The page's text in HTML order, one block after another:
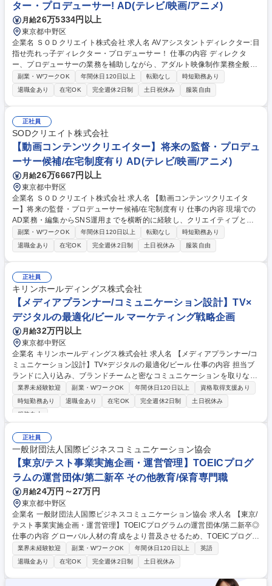
ター・プロデューサー! AD(テレビ/映画/アニメ)
月給26万5334円以上
東京都中野区
企業名 ＳＯＤクリエイト株式会社 求人名 AVアシスタントディレクター:目
指せ売れっ子ディレクター・プロデューサー！ 仕事の内容 ディレクタ
ー、プロデューサーの業務を補助しながら、アダルト映像制作業務全般を
担当していただきます。ご思考性に合わせて今後のキャリア（ディレクタ
ー・プロデューサー）が選べます★ ■ディレクター候補(AD)として、企画
考案・撮影地探し・演出・撮影・編集など、先輩ディレクターを補助し、
映像作品を作り上げる全ての工程 に携わる業務を担当。 ■プロデューサー
候補(AP)として、企画考案・出演者キャスティング・パッケージ撮影ディ
レクション・予算管理・進行管理・プロモーション活動など、先輩プロデ
ューサーを補助し、作品の企画から販売方法考案までをトータルでプロデ
ュースする業務を担当します。 募集職種 AVアシスタントディレクター:目
指せ売れっ子ディレクター・プロデューサー！
副業・WワークOK 年間休日120日以上 転勤なし
時短勤務あり
退職金あり
在宅OK 完全週休2日制 土日祝休み 服装自由
正社員
SODクリエイト株式会社
【動画コンテンツクリエイター】将来の監督・プロデュ
ーサー候補/在宅制度有り AD(テレビ/映画/アニメ)
月給26万6667円以上
東京都中野区
企業名 ＳＯＤクリエイト株式会社 求人名 【動画コンテンツクリエイタ
ー】将来の監督・プロデューサー候補/在宅制度有り 仕事の内容 現場での
AD業務・編集からSNS運用までを横断的に経験し、クリエイティブとマ
ーケティングの両視点を持つ「次世代のヒットメーカー」を目指していた
だきます。以下業務詳細となります。 ■制作実務： AD業務（現場サポー
ト）、撮影、動画編集（本編・PR用など）。 ■デジタル運用： SNS運
用、およびそれに付随するマーケティング施策の実行。 ■研修期間： 入社
後約3ヶ月間はジョブローテーションを実施。制作の「いろは」と、コン
テンツを届けるための「運用」の両方を深く理解していただきます。 募集
職種 【動画コンテンツクリエイター】将来の監督・プロデューサー候補/
在宅制度有り
副業・WワークOK 年間休日120日以上 転勤なし
時短勤務あり
退職金あり
在宅OK 完全週休2日制 土日祝休み 服装自由
正社員
キリンホールディングス株式会社
【メディアプランナー/コミュニケーション設計】TV×
デジタルの最適化/ビール マーケティング戦略企画
月給32万円以上
東京都中野区
企業名 キリンホールディングス株式会社 求人名 【メディアプランナー/コ
ミュニケーション設計】TV×デジタルの最適化/ビール 仕事の内容 担当ブ
ランドに入り込み、ブランドチームと密なコミュニケーションを取りなが
ら、ブランドの課題を把握し、その解決に向けてペイドメディアのプラン
ニング、ブランドチームへの提案を行っていただきます。 ■主な業務：各
ブランドのマーケティング最大化に向けたメディア戦略の立案・実行。TV
各メディアの特性を理解した上での全体最適化プランニング。■特徴：獲
得系（刈り取り型）の運用効率化ではなく、ブランド価値向上を主軸とし
ます。営業やリサーチ専門チームとも連携し、キリンビール全体のビジネ
ス成果に直結する戦略を牽引していただきます。 募集職種 【メディアプ
ランナー/コミュニケーション設計】TV×デジタルの最適化/ビール
業界未経験歓迎 副業・WワークOK 年間休日120日以上
資格取得支援あり
時短勤務あり
退職金あり 在宅OK 完全週休2日制
土日祝休み
服装自由
正社員
一般財団法人国際ビジネスコミュニケーション協会
【東京/テスト事業実施企画・運営管理】TOEICプログ
ラムの運営団体/第二新卒 その他教育/保育専門職
月給24万円～27万円
東京都中野区
企業名 一般財団法人国際ビジネスコミュニケーション協会 求人名 【東京/
テスト事業実施企画・運営管理】TOEICプログラムの運営団体/第二新卒◎
仕事の内容 グローバル人材の育成をより普及させるため、TOEICプログラ
ムを提供する当法人にて、TOEIC試験の円滑な実施と、高い品質の担保を
目指し、テスト運営企画および問題精査業務をお任せします。 【業務詳
細】■公開テスト実施運営マニュアルや試験関連資材の改訂■テスト運営向
けeラーニングコンテンツ作成・ユーザ管理と運用■テスト当日の実施運営
業界未経験歓迎 副業・WワークOK 年間休日120日以上
英語
退職金あり
在宅OK 完全週休2日制 土日祝休み